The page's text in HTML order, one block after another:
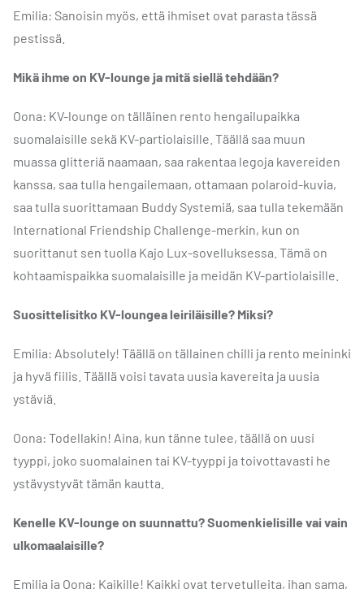
Emilia: Sanoisin myös, että ihmiset ovat parasta tässä
pestissä.
Mikä ihme on KV-lounge ja mitä siellä tehdään?
Oona: KV-lounge on tälläinen rento hengailupaikka
suomalaisille sekä KV-partiolaisille. Täällä saa muun
muassa glitteriä naamaan, saa rakentaa legoja kavereiden
kanssa, saa tulla hengailemaan, ottamaan polaroid-kuvia,
saa tulla suorittamaan Buddy Systemiä, saa tulla tekemään
International Friendship Challenge-merkin, kun on
suorittanut sen tuolla Kajo Lux-sovelluksessa. Tämä on
kohtaamispaikka suomalaisille ja meidän KV-partiolaisille.
Suosittelisitko KV-loungea leiriläisille? Miksi?
Emilia: Absolutely! Täällä on tällainen chilli ja rento meininki
ja hyvä fiilis. Täällä voisi tavata uusia kavereita ja uusia
ystäviä.
Oona: Todellakin! Aina, kun tänne tulee, täällä on uusi
tyyppi, joko suomalainen tai KV-tyyppi ja toivottavasti he
ystävystyvät tämän kautta.
Kenelle KV-lounge on suunnattu? Suomenkielisille vai vain
ulkomaalaisille?
Emilia ja Oona: Kaikille! Kaikki ovat tervetulleita, ihan sama,